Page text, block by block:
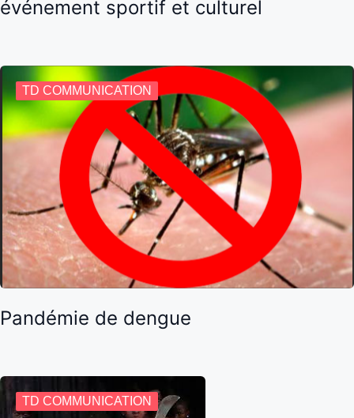
événement sportif et culturel
TD COMMUNICATION
Pandémie de dengue
TD COMMUNICATION